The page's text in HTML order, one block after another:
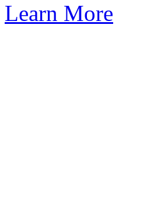
Learn More